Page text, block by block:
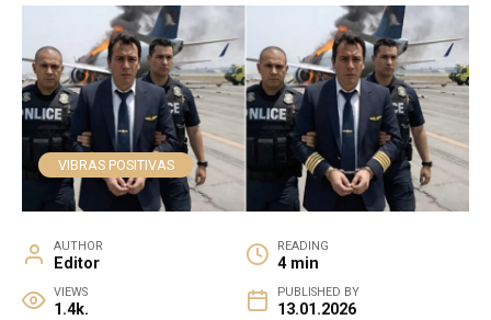
VIBRAS POSITIVAS
AUTHOR
Editor
READING
4 min
VIEWS
1.4k.
PUBLISHED BY
13.01.2026